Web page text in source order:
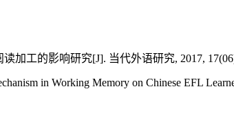
加工的影响研究[J]. 当代外语研究, 2017,
in Working Memory on Chinese EFL